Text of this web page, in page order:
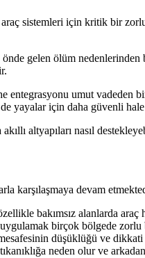
sistemleri için kritik bir
gelen ölüm
umut vadeden bir
yayalar için daha güvenli
altyapıları nasıl
karşılaşmaya devam
bakımsız alanlarda araç
uygulamak birçok bölgede
düşüklüğü ve dikkati
neden olur ve arkadan